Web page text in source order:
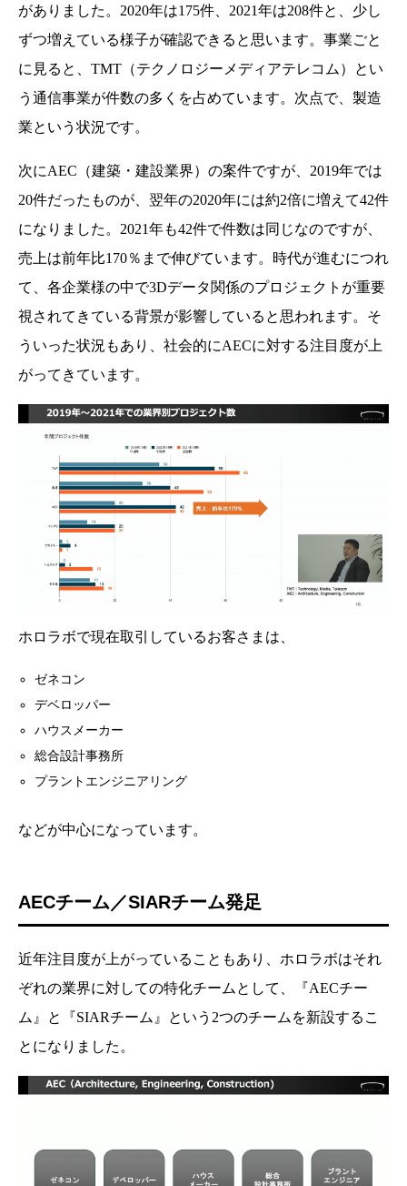
がありました。2020年は175件、2021年は208件と、少し
ずつ増えている様子が確認できると思います。事業ごと
に見ると、TMT（テクノロジーメディアテレコム）とい
う通信事業が件数の多くを占めています。次点で、製造
業という状況です。
次にAEC（建築・建設業界）の案件ですが、2019年では
20件だったものが、翌年の2020年には約2倍に増えて42件
になりました。2021年も42件で件数は同じなのですが、
売上は前年比170％まで伸びています。時代が進むにつれ
て、各企業様の中で3Dデータ関係のプロジェクトが重要
視されてきている背景が影響していると思われます。そ
ういった状況もあり、社会的にAECに対する注目度が上
がってきています。
ホロラボで現在取引しているお客さまは、
ゼネコン
デベロッパー
ハウスメーカー
総合設計事務所
プラントエンジニアリング
などが中心になっています。
AECチーム／SIARチーム発足
近年注目度が上がっていることもあり、ホロラボはそれ
ぞれの業界に対しての特化チームとして、『AECチー
ム』と『SIARチーム』という2つのチームを新設するこ
とになりました。